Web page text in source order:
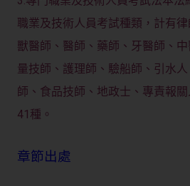
職業及技術人員考試種類，計有
獸醫師、醫師、藥師、牙醫師、
量技師、護理師、驗船師、引水
師、食品技師、地政士、專責報
41種。
章節出處